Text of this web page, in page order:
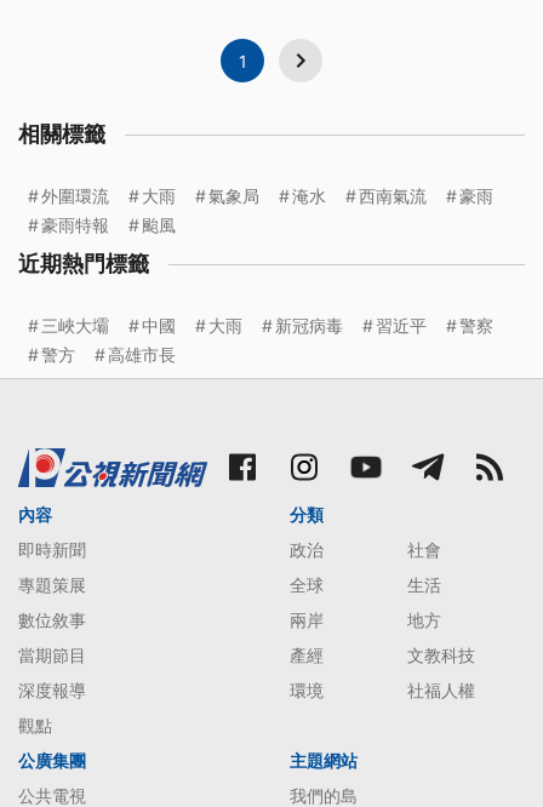
1
相關標籤
外圍環流 大雨 氣象局 淹水 西南氣流
豪雨
豪雨特報
颱風
近期熱門標籤
三峽大壩 中國 大雨 新冠病毒 習近平
警察
警方
高雄市長
內容
即時新聞
專題策展
數位敘事
當期節目
深度報導
觀點
分類
政治
社會
全球
生活
兩岸
地方
產經
文教科技
環境
社福人權
公廣集團
公共電視
主題網站
我們的島